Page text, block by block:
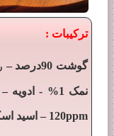
ترکیبات :
گوشت 90درصد –
نمک 1% - ادویه –
120ppm
– اسید